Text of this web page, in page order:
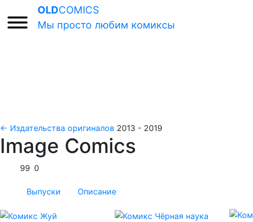
OLDCOMICS
Мы просто любим комиксы
← Издательства оригиналов 2013 - 2019
Image Comics
99 0
Выпуски Описание